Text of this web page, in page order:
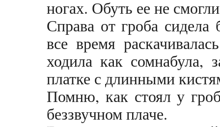
ногах. Обуть ее не
Справа от гроба
все время
ходила как сомнабула,
платке с длинными
Помню, как стоял у
беззвучном плаче.